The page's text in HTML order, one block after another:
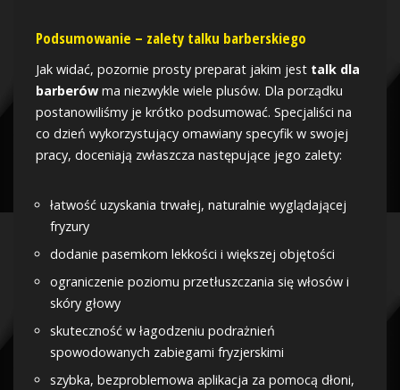
Podsumowanie – zalety talku barberskiego
Jak widać, pozornie prosty preparat jakim jest talk dla
barberów ma niezwykle wiele plusów. Dla porządku
postanowiliśmy je krótko podsumować. Specjaliści na
co dzień wykorzystujący omawiany specyfik w swojej
pracy, doceniają zwłaszcza następujące jego zalety:
łatwość uzyskania trwałej, naturalnie wyglądającej
fryzury
dodanie pasemkom lekkości i większej objętości
ograniczenie poziomu przetłuszczania się włosów i
skóry głowy
skuteczność w łagodzeniu podrażnień
spowodowanych zabiegami fryzjerskimi
szybka, bezproblemowa aplikacja za pomocą dłoni,